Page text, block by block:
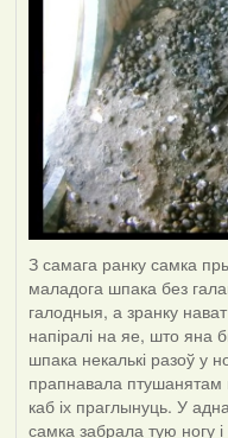
З самага ранку самка
маладога шпака без
галодныя, а зранку
напіралі на яе, што
шпака некалькі разоў у
прапнавала птушанятам
каб іх праглынуць. У
самка забрала тую ногу